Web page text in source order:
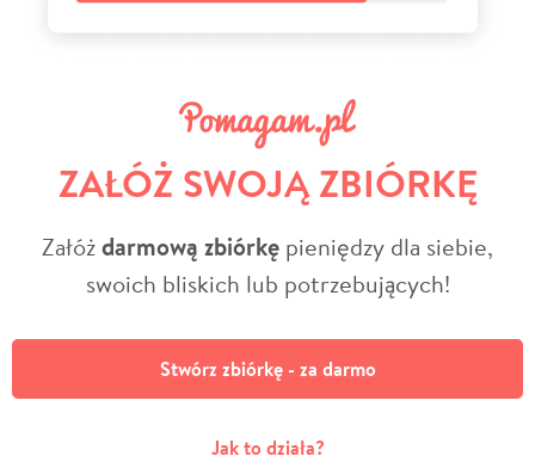
ZAŁÓŻ SWOJĄ ZBIÓRKĘ
Załóżdarmową zbiórkę pieniędzy dla siebie,
swoich bliskich lub potrzebujących!
Stwórz zbiórkę - za darmo
Jak to działa?